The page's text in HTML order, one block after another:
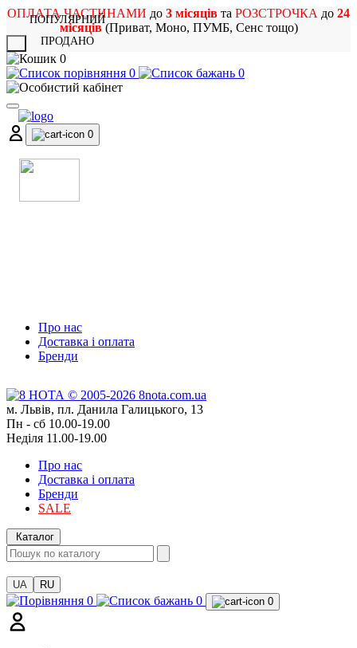
ОПЛАТА ЧАСТИНАМИ до 3 місяців та РОЗСТРОЧКА до 24
місяців(Приват, Моно, ПУМБ, Сенс тощо)
0
0
0
0
Про нас
Доставка і оплата
Бренди
м. Львів, пл. Данила Галицького, 13
Пн - сб 10.00-19.00
Неділя 11.00-19.00
Про нас
Доставка і оплата
Бренди
SALE
Каталог
UA RU
0 0 0
ПОПУЛЯРНИЙ
ПРОДАНО